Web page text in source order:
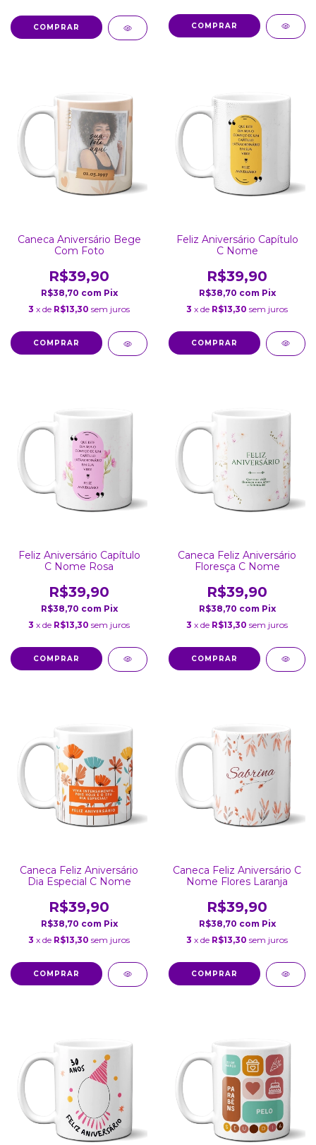
COMPRAR COMPRAR
Caneca Aniversário Bege
Com Foto
R$39,90
R$38,70 com Pix
3 x de R$13,30 sem juros
COMPRAR
Feliz Aniversário Capítulo
C Nome
R$39,90
R$38,70 com Pix
3 x de R$13,30 sem juros
COMPRAR
Feliz Aniversário Capítulo
C Nome Rosa
R$39,90
R$38,70 com Pix
3 x de R$13,30 sem juros
COMPRAR
Caneca Feliz Aniversário
Floresça C Nome
R$39,90
R$38,70 com Pix
3 x de R$13,30 sem juros
COMPRAR
Caneca Feliz Aniversário
Dia Especial C Nome
R$39,90
R$38,70 com Pix
3 x de R$13,30 sem juros
COMPRAR
Caneca Feliz Aniversário C
Nome Flores Laranja
R$39,90
R$38,70 com Pix
3 x de R$13,30 sem juros
COMPRAR